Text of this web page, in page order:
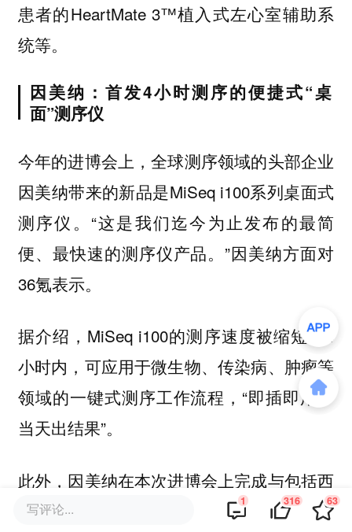
患者的HeartMate 3™植入式左心室辅助系
统等。
因美纳：首发4小时测序的便捷式“桌
面”测序仪
今年的进博会上，全球测序领域的头部企业
因美纳带来的新品是MiSeq i100系列桌面式
测序仪。“这是我们迄今为止发布的最简
便、最快速的测序仪产品。”因美纳方面对
36氪表示。
据介绍，MiSeq i100的测序速度被缩短至4
小时内，可应用于微生物、传染病、肿瘤等
领域的一键式测序工作流程，“即插即用、
当天出结果”。
此外，因美纳在本次进博会上完成与包括西
湖大学在内的首批本土客户现场签约，并宣
写评论... 1 316 63